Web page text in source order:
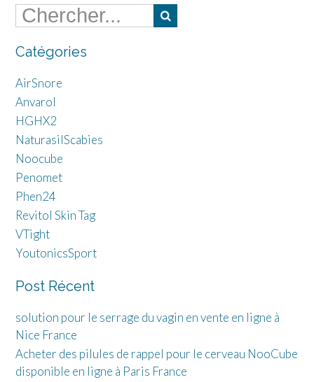
Catégories
AirSnore
Anvarol
HGHX2
NaturasilScabies
Noocube
Penomet
Phen24
Revitol Skin Tag
VTight
YoutonicsSport
Post Récent
solution pour le serrage du vagin en vente en ligne à
Nice France
Acheter des pilules de rappel pour le cerveau NooCube
disponible en ligne à Paris France